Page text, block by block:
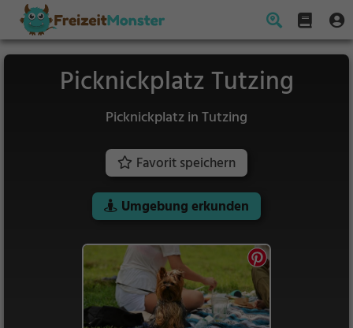
Picknickplatz Tutzing
Picknickplatz in Tutzing
Favorit speichern
Umgebung erkunden